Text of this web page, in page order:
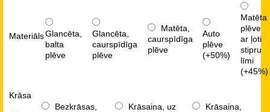
MateriālsGlancēta,
balta
plēve
Glancēta,
caurspīdīga
plēve
Matēta,
caurspīdīga
plēve
Auto
plēve
(+50%)
Matēta
plēve
ar ļoti
stipru
līmi
(+45%)
Krāsa
Bezkrāsas,
Krāsaina, uz
Krāsaina,